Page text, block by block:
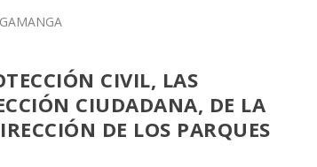
CIVIL, LAS
CIUDADANA, DE LA
DE LOS PARQUES